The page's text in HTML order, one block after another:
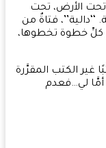
الأرض، تحت
فتاةٌ من
خطوة تخطوها،
الكتب المقرَّرة
لي…فعدم